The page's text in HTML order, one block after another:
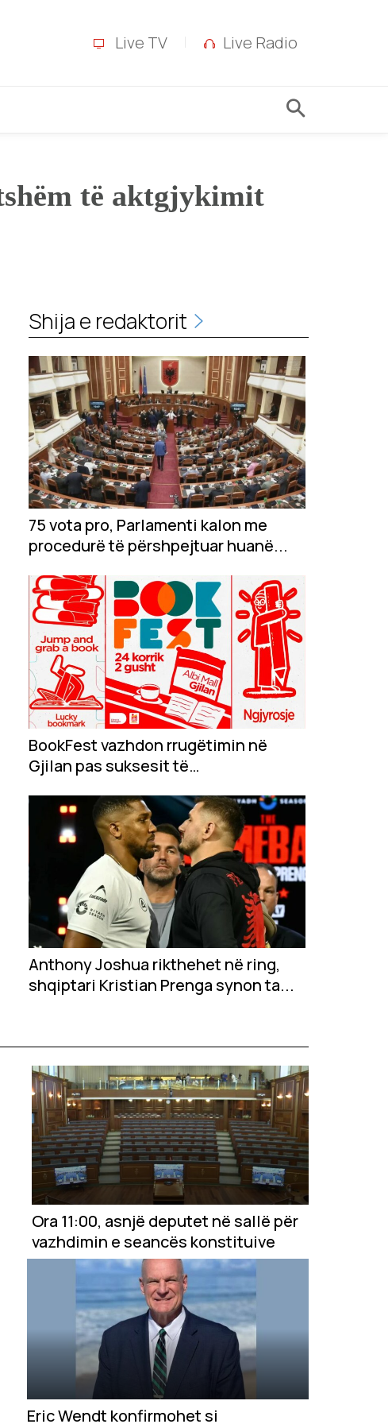
Live TV Live Radio
të aktgjykimit
Shija e redaktorit
75 vota pro, Parlamenti kalon me
procedurë të përshpejtuar huanë...
BookFest vazhdon rrugëtimin në
Gjilan pas suksesit të
Anthony Joshua rikthehet në ring,
shqiptari Kristian Prenga synon ta...
Ora 11:00, asnjë deputet në sallë për
vazhdimin e seancës konstituive
Eric Wendt konfirmohet si